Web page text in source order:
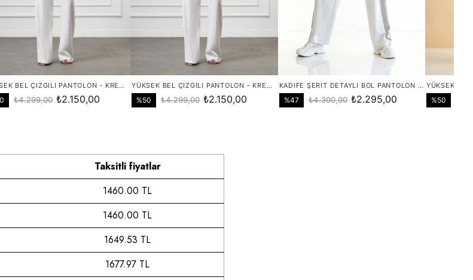
Taksitli fiyatlar
1460.00 TL
1460.00 TL
1649.53 TL
1677.97 TL